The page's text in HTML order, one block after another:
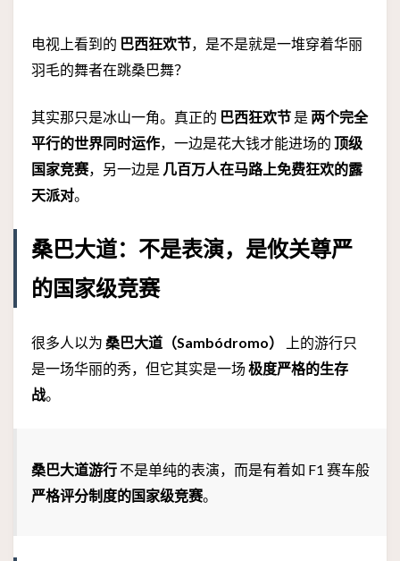
电视上看到的 巴西狂欢节，是不是就是一堆穿着华丽
羽毛的舞者在跳桑巴舞？
其实那只是冰山一角。真正的 巴西狂欢节 是 两个完全
平行的世界同时运作，一边是花大钱才能进场的 顶级
国家竞赛，另一边是 几百万人在马路上免费狂欢的露
天派对。
桑巴大道：不是表演，是攸关尊严
的国家级竞赛
很多人以为 桑巴大道（Sambódromo）
上的游行只
是一场华丽的秀，但它其实是一场 极度严格的生存
战。
桑巴大道游行 不是单纯的表演，而是有着如 F1 赛车般
严格评分制度的国家级竞赛。